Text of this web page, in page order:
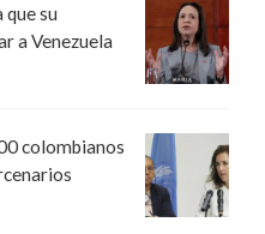
su
a Venezuela
colombianos